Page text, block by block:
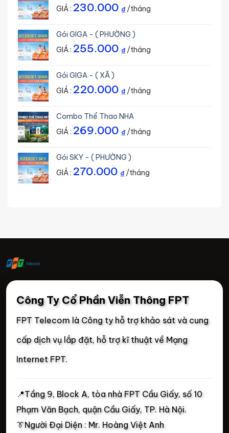
GIÁ : 230.000 ₫/tháng
Gói GIGA - ( PHƯỜNG )
GIÁ : 255.000 ₫/tháng
Gói GIGA - ( XÃ )
GIÁ : 220.000 ₫/tháng
Combo Thể Thao NHA
GIÁ : 269.000 ₫/tháng
Gói SKY - ( PHƯỜNG )
GIÁ : 270.000 ₫/tháng
Công Ty Cổ Phần Viễn Thông FPT
FPT Telecom là Công ty hỗ trợ khảo sát và cung
cấp dịch vụ lắp đặt, hỗ trợ kĩ thuật về Mạng
Internet FPT.
📍Tầng 9, Block A, tòa nhà FPT Cầu Giấy, số 10
Phạm Văn Bạch, quận Cầu Giấy, TP. Hà Nội.
👔Người Đại Diện : Mr. Hoàng Việt Anh